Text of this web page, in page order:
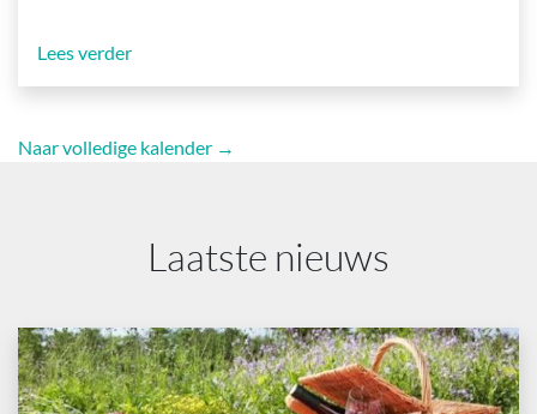
Lees verder
Naar volledige kalender →
Laatste nieuws